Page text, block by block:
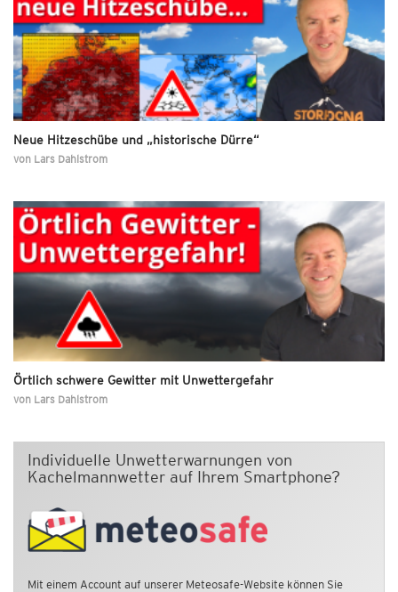
Neue Hitzeschübe und „historische Dürre“
von Lars Dahlstrom
Örtlich schwere Gewitter mit Unwettergefahr
von Lars Dahlstrom
Individuelle Unwetterwarnungen von
Kachelmannwetter auf Ihrem Smartphone?
Mit einem Account auf unserer Meteosafe-Website können Sie